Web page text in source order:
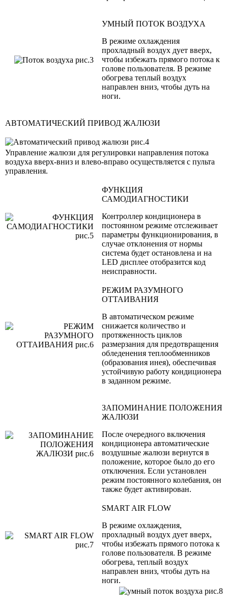
УМНЫЙ ПОТОК ВОЗДУХА
В режиме охлаждения
прохладный воздух дует вверх,
чтобы избежать прямого потока к
голове пользователя. В режиме
обогрева теплый воздух
направлен вниз, чтобы дуть на
ноги.
АВТОМАТИЧЕСКИЙ ПРИВОД ЖАЛЮЗИ
Управление жалюзи для регулировки направления потока
воздуха вверх-вниз и влево-вправо осуществляется с пульта
управления.
ФУНКЦИЯ
САМОДИАГНОСТИКИ
Контроллер кондиционера в
постоянном режиме отслеживает
параметры функционирования, в
случае отклонения от нормы
система будет остановлена и на
LED дисплее отобразится код
неисправности.
РЕЖИМ РАЗУМНОГО
ОТТАИВАНИЯ
В автоматическом режиме
снижается количество и
протяженность циклов
размерзания для предотвращения
обледенения теплообменников
(образования инея), обеспечивая
устойчивую работу кондиционера
в заданном режиме.
ЗАПОМИНАНИЕ ПОЛОЖЕНИЯ
ЖАЛЮЗИ
После очередного включения
кондиционера автоматические
воздушные жалюзи вернутся в
положение, которое было до его
отключения. Если установлен
режим постоянного колебания, он
также будет активирован.
SMART AIR FLOW
В режиме охлаждения,
прохладный воздух дует вверх,
чтобы избежать прямого потока к
голове пользователя. В режиме
обогрева, теплый воздух
направлен вниз, чтобы дуть на
ноги.